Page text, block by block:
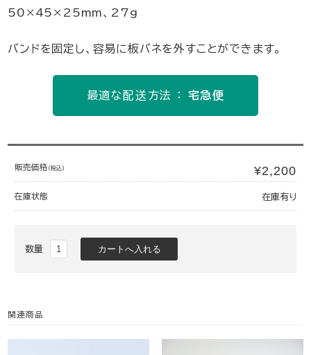
50×45×25mm、27g
バンドを固定し、容易に板バネを外すことができます。
最適な配送方法 ： 宅急便
販売価格 (税込) ¥2,200
在庫状態 在庫有り
数量
関連商品